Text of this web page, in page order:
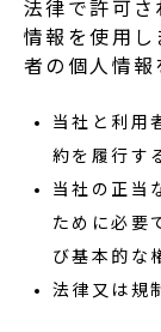
法律で許可さ
情報を使用し
者の個人情報
当社と利用
約を履行す
当社の正当
ために必要
び基本的な
法律又は規